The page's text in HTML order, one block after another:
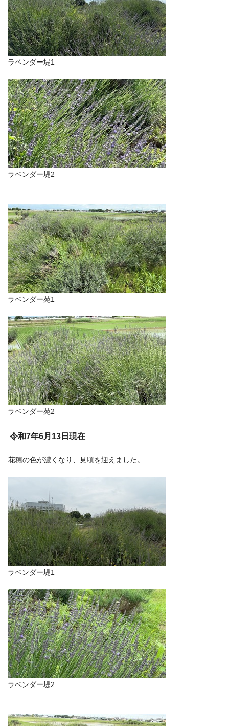
ラベンダー堤1
ラベンダー堤2
ラベンダー苑1
ラベンダー苑2
令和7年6月13日現在
花穂の色が濃くなり、見頃を迎えました。
ラベンダー堤1
ラベンダー堤2